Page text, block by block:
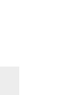
Brno, 2013 •